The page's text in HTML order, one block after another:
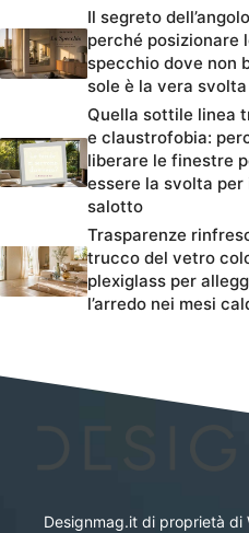
Il segreto
perché posizionare
specchio dove non
sole è la vera
Quella sottile linea
e claustrofobia:
liberare le finestre
essere la svolta per
salotto
Trasparenze
trucco del vetro
plexiglass per
l’arredo nei mesi
Designmag.it di proprietà di